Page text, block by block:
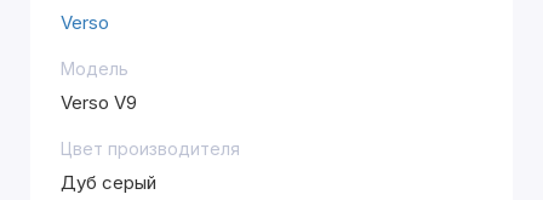
Verso
Модель
Verso V9
Цвет производителя
Дуб серый